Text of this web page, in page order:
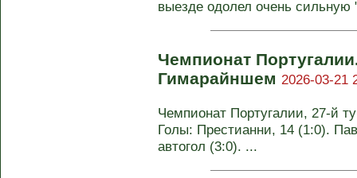
выезде одолел очень сильную
Чемпионат
Гимарайншем 2026-03-21
Чемпионат Португалии, 27-й
Голы: Престианни, 14 (1:0).
автогол (3:0). ...